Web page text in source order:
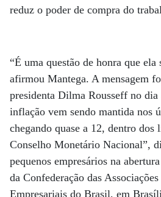
reduz o poder de compra do
“É uma questão de honra que ela
afirmou Mantega. A mensagem
presidenta Dilma Rousseff no
inflação vem sendo mantida nos
chegando quase a 12, dentro
Conselho Monetário Nacional”,
pequenos empresários na
da Confederação das
Empresariais do Brasil, em